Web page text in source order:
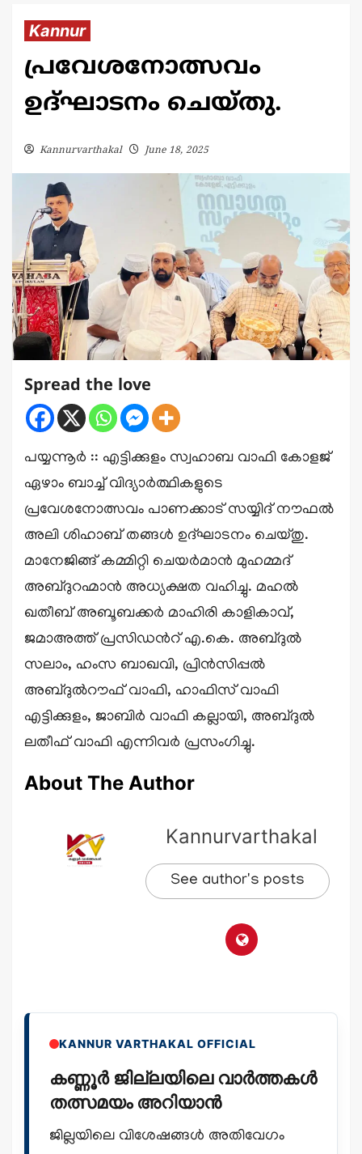
Kannur
പ്രവേശനോത്സവം
ഉദ്ഘാടനം ചെയ്തു.
Kannurvarthakal June 18, 2025
Spread the love
പയ്യന്നൂർ :: എട്ടിക്കുളം സ്വഹാബ വാഫി കോളജ്
ഏഴാം ബാച്ച് വിദ്യാർത്ഥികളുടെ
പ്രവേശനോത്സവം പാണക്കാട് സയ്യിദ് നൗഫൽ
അലി ശിഹാബ് തങ്ങൾ ഉദ്ഘാടനം ചെയ്തു.
മാനേജിങ്ങ് കമ്മിറ്റി ചെയർമാൻ മുഹമ്മദ്
അബ്ദുറഹ്മാൻ അധ്യക്ഷത വഹിച്ചു. മഹൽ
ഖതീബ് അബൂബക്കർ മാഹിരി കാളികാവ്,
ജമാഅത്ത് പ്രസിഡൻറ് എ.കെ. അബ്ദുൽ
സലാം, ഹംസ ബാഖവി, പ്രിൻസിപ്പൽ
അബ്ദുൽറൗഫ് വാഫി, ഹാഫിസ് വാഫി
എട്ടിക്കുളം, ജാബിർ വാഫി കല്ലായി, അബ്ദുൽ
ലതീഫ് വാഫി എന്നിവർ പ്രസംഗിച്ചു.
About The Author
Kannurvarthakal
See author's posts
KANNUR VARTHAKAL OFFICIAL
കണ്ണൂർ ജില്ലയിലെ വാർത്തകൾ
തത്സമയം അറിയാൻ
ജില്ലയിലെ വിശേഷങ്ങൾ അതിവേഗം